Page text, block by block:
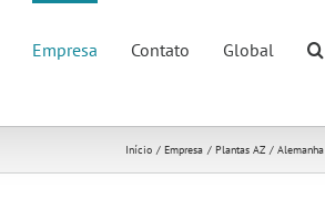
Empresa Contato Global
Início Empresa Plantas AZ Alemanha